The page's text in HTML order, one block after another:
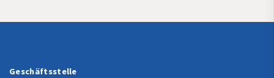
Geschäftsstelle